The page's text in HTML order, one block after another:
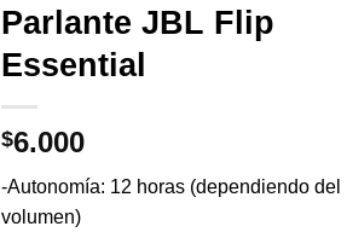
Parlante JBL Flip
Essential
$6.000
-Autonomía: 12 horas (dependiendo del
volumen)